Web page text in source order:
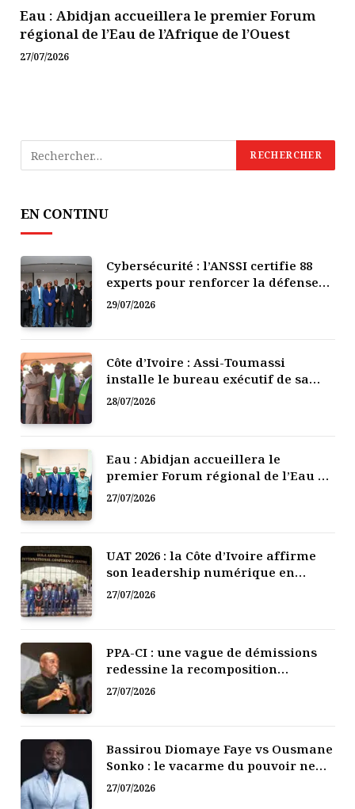
Eau : Abidjan accueillera le premier Forum
régional de l’Eau de l’Afrique de l’Ouest
27/07/2026
EN CONTINU
Cybersécurité : l’ANSSI certifie 88
experts pour renforcer la défense
numérique de la Côte d’Ivoire
29/07/2026
Côte d’Ivoire : Assi-Toumassi
installe le bureau exécutif de sa
mutuelle de développement
28/07/2026
Eau : Abidjan accueillera le
premier Forum régional de l’Eau de
l’Afrique de l’Ouest
27/07/2026
UAT 2026 : la Côte d’Ivoire affirme
son leadership numérique en
Afrique
27/07/2026
PPA-CI : une vague de démissions
redessine la recomposition
politique
27/07/2026
Bassirou Diomaye Faye vs Ousmane
Sonko : le vacarme du pouvoir ne
doit pas faire oublier les liens de la
27/07/2026